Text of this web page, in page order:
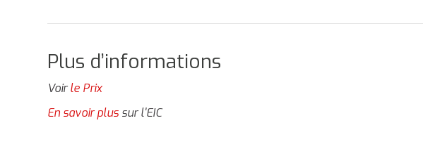
Plus d’informations
Voirle Prix
En savoir plus sur l'EIC